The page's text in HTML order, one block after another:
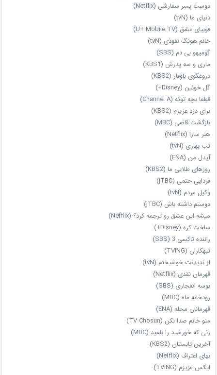
دوست‌ پسر سفارشی (Netflix)
دنیای ما (tvN)
فوبیای عشق (U+ Mobile TV)
خانم هونگ نفوذی (tvN)
گومیهو بی دم (SBS)
ماری و سه پدرش (KBS1)
دروغگوی باوقار (KBS2)
گل خونین (Disney+)
قطعا بچه توئه (Channel A)
برای دزد عزیزم (KBS2)
بازگشت قاضی (MBC)
هنر سارا (Netflix)
تب بهاری (tvN)
آیدل من (ENA)
روزهای طلایی ما (KBS2)
فردایی حتمی (jTBC)
وکیل مردم (tvN)
دوستم داشته باش (jTBC)
میشه این عشق رو ترجمه کرد؟ (Netflix)
ساخت کره (Disney+)
راننده تاکسی 3 (SBS)
تبهکاران (TVING)
از ندیدنت خوشبختم (tvN)
قهرمان نقدی (Netflix)
بوسه انفجاری (SBS)
رودخانه ماه (MBC)
قهرمانان محله (ENA)
منو خانم صدا نکن (TV Chosun)
زنی که خورشید را بلعید (MBC)
آخرین تابستان (KBS2)
بهای اعتراف (Netflix)
ایکس عزیزم (TVING)